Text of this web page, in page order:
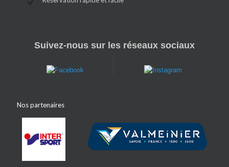
Suivez-nous sur les réseaux sociaux
Nos partenaires